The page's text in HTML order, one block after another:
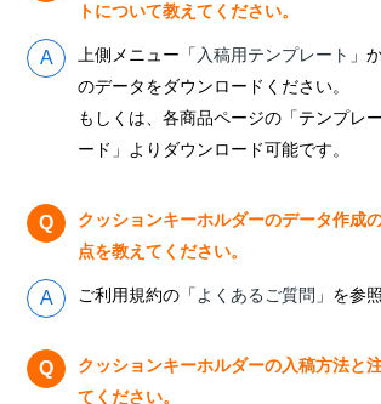
トについて教えてください。
上側メニュー「 入稿用テンプレート 」
のデータをダウンロードください。
もしくは、各商品ページの「テンプレ
ード」よりダウンロード可能です。
クッションキーホルダーのデータ作成
点を教えてください。
ご利用規約の「よくあるご質問 」を参
クッションキーホルダーの入稿方法と
てください。